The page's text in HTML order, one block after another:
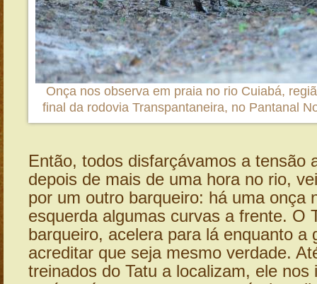
Onça nos observa em praia no rio Cuiabá,
final da rodovia Transpantaneira, no Pantanal
Então, todos disfarçávamos a tensão
depois de mais de uma hora no rio,
por um outro barqueiro: há uma onça
esquerda algumas curvas a frente. O
barqueiro, acelera para lá enquanto a
acreditar que seja mesmo verdade.
treinados do Tatu a localizam, ele nos